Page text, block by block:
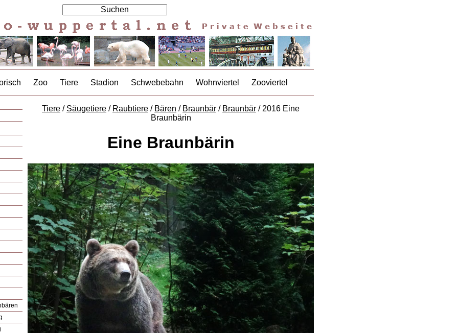
Zoo Tiere Stadion Schwebebahn Wohnviertel Zooviertel
Tiere / Säugetiere / Raubtiere / Bären / Braunbär / Braunbär / 2016 Eine
Braunbärin
Eine Braunbärin